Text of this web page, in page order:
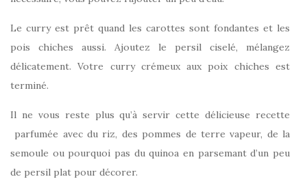
Le curry est prêt quand les carottes sont fondantes et les
pois chiches aussi. Ajoutez le persil ciselé, mélangez
délicatement. Votre curry crémeux aux poix chiches est
terminé.
Il ne vous reste plus qu’à servir cette délicieuse recette
parfumée avec du riz, des pommes de terre vapeur, de la
semoule ou pourquoi pas du quinoa en parsemant d’un peu
de persil plat pour décorer.